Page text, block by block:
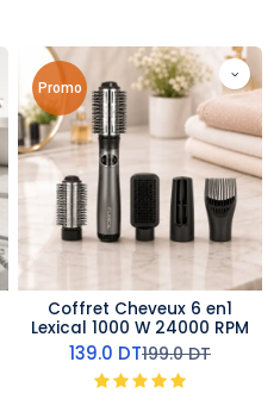
Promo
Coffret Cheveux 6 en1
Lexical 1000 W 24000 RPM
139.0 DT199.0DT